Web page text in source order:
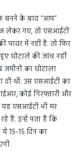
बनने के बाद “आप”
लेकर गए, तो एसआईटी
पावर में नहीं है. तो फिर
घोटाले की जांच नहीं
का घोटाला
दी थी. उस एसआईटी का
कोई गिरफ्तारी और
एसआईटी भी मर
हैं. इन्हें पता है कि
15-15 दिन का